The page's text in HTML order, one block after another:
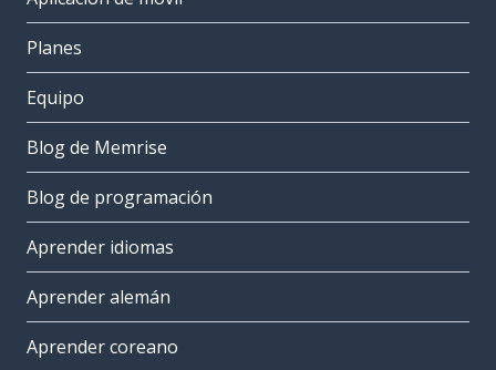
Planes
Equipo
Blog de Memrise
Blog de programación
Aprender idiomas
Aprender alemán
Aprender coreano